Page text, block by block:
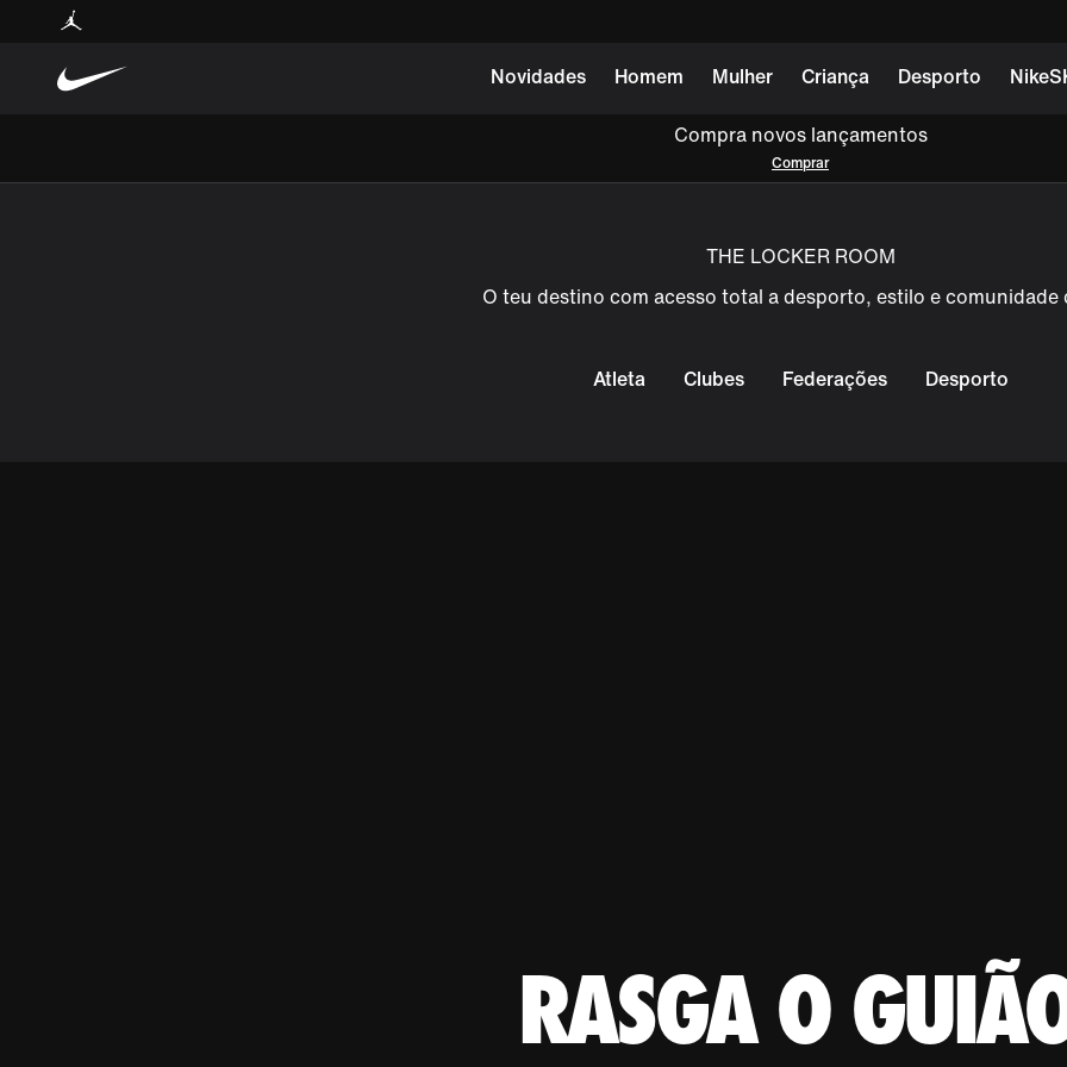
Novidades Homem Mulher Criança Desporto
Compra novos lançamentos
Comprar
THE LOCKER ROOM
O teu destino com acesso total a desporto, estilo e comunidade
Atleta Clubes Federações Desporto
RASGA O